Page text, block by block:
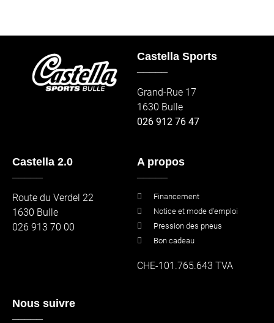
Castella Sports
Grand-Rue 17
1630 Bulle
026 912 76 47
Castella 2.0
Route du Verdel 22
1630 Bulle
026 913 70 00
A propos
Financement
Notice et mode d'emploi
Pression des pneus
Bon cadeau
CHE-101.765.643 TVA
Nous suivre